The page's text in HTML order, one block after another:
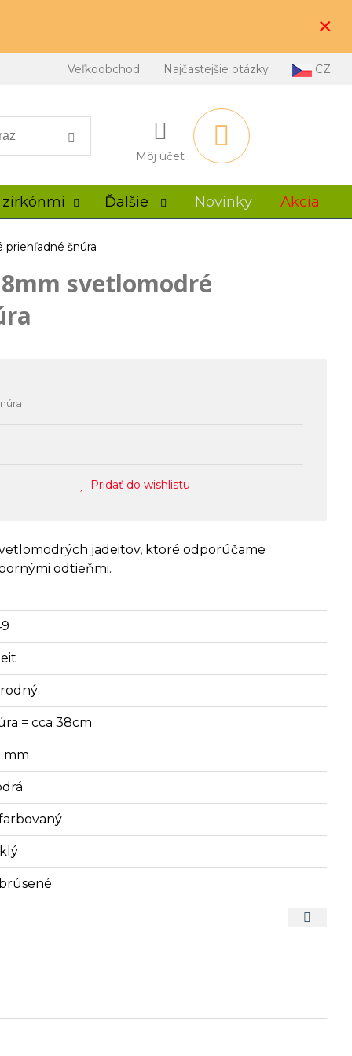
×
Veľkoobchod Najčastejšie otázky CZ
Môj účet
Ďalšie Novinky Akcia
šnúra
svetlomodré
Pridať do wishlistu
jadeitov, ktoré odporúčame
odtieňmi.
= cca 38cm
mm